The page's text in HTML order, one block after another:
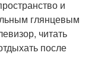
и
глянцевым
читать
после